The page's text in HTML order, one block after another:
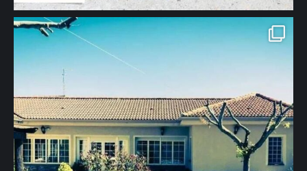
655444295 #turismorural #casarural #apartamentosrurales
#naturaleza #turismo #viajes #descanso #tranquilidad #segovia"
aria-hidden="true">